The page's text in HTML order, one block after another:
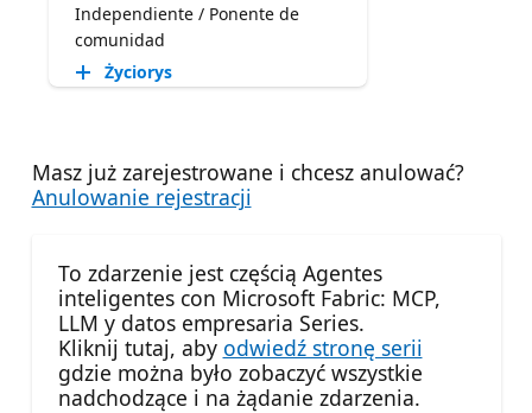
Independiente / Ponente de
comunidad
Życiorys
Masz już zarejestrowane i chcesz anulować?
Anulowanie rejestracji
To zdarzenie jest częścią Agentes
inteligentes con Microsoft Fabric: MCP,
LLM y datos empresaria Series.
Kliknij tutaj, aby odwiedź stronę serii
gdzie można było zobaczyć wszystkie
nadchodzące i na żądanie zdarzenia.